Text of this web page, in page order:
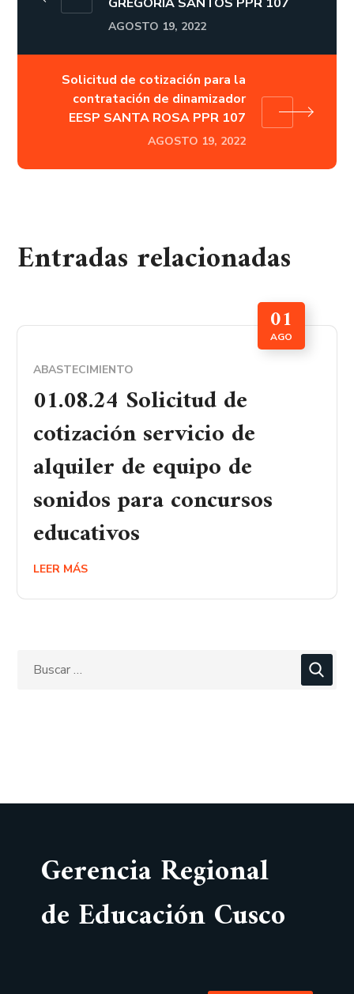
AGOSTO 19, 2022
Solicitud de cotización para la
contratación de dinamizador
EESP SANTA ROSA PPR 107
AGOSTO 19, 2022
Entradas relacionadas
01
AGO
ABASTECIMIENTO
01.08.24 Solicitud de
cotización servicio de
alquiler de equipo de
sonidos para concursos
educativos
LEER MÁS
Gerencia Regional
de Educación Cusco